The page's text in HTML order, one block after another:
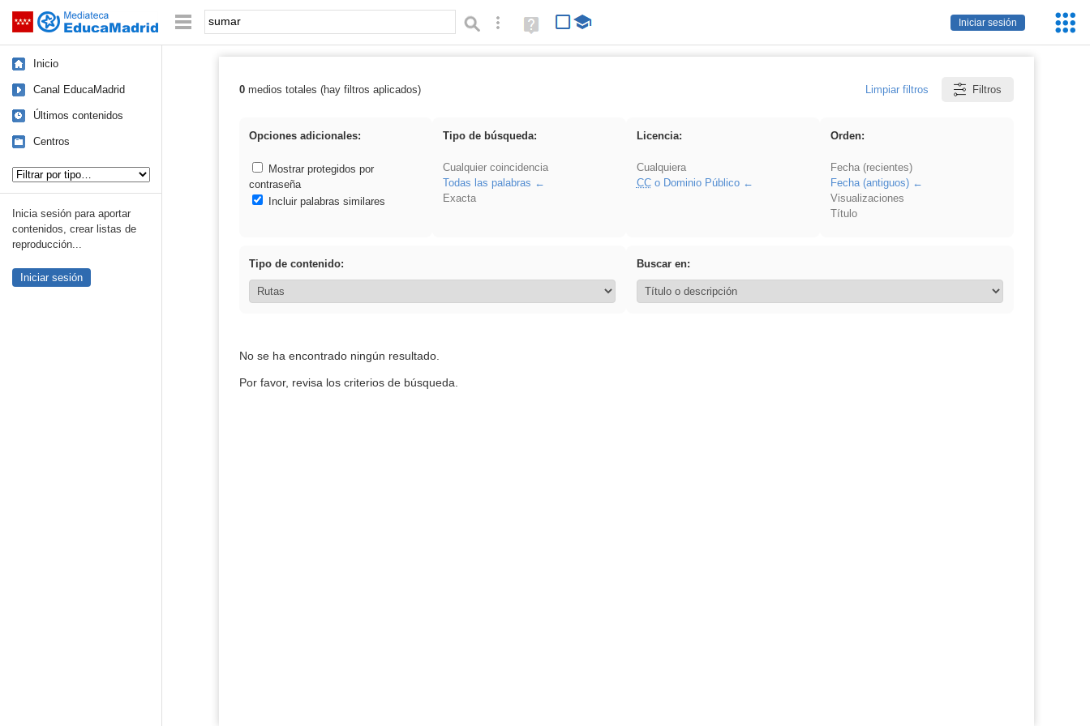
Saltar navegación
Iniciar sesión
Palabra o frase: Búsqueda avanzada
Ayuda
(en
Inicio
Canal EducaMadrid
Últimos contenidos
Centros
Inicia sesión para aportar
contenidos, crear listas de
reproducción...
Iniciar sesión
Resultados de: sumar
0medios totales (hay filtros aplicados) Limpiar filtros Filtros
Opciones adicionales:
Mostrar protegidos por
contraseña
Incluir palabras similares
Tipo de búsqueda:
Cualquier coincidencia
Todas las palabras
Exacta
Licencia:
Cualquiera
CCo Dominio Público
Orden:
Fecha (recientes)
Fecha (antiguos)
Visualizaciones
Título
Tipo de contenido: Buscar en:
No se ha encontrado ningún resultado.
Por favor, revisa los criterios de búsqueda.